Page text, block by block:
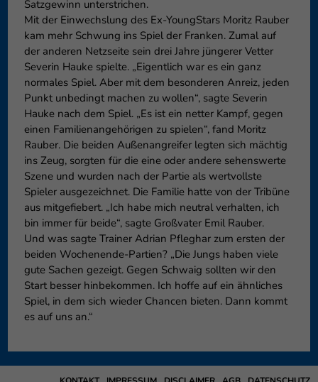
Satzgewinn unterstrichen.
Mit der Einwechslung des Ex-YoungStars Moritz Rauber
kam mehr Schwung ins Spiel der Franken. Zumal auf
der anderen Netzseite sein drei Jahre jüngerer Vetter
Severin Hauke spielte. „Eigentlich war es ein ganz
normales Spiel. Aber mit dem besonderen Anreiz, jeden
Punkt unbedingt machen zu wollen“, sagte Severin
Hauke nach dem Spiel. „Es ist ein netter Kampf, gegen
einen Familienangehörigen zu spielen“, fand Moritz
Rauber. Die beiden Außenangreifer legten sich mächtig
ins Zeug, sorgten für die eine oder andere sehenswerte
Szene und wurden nach der Partie als wertvollste
Spieler ausgezeichnet. Die Familie hatte von der Tribüne
aus mitgefiebert. „Ich habe mich neutral verhalten, ich
bin immer für beide“, sagte Großvater Emil Rauber.
Und was sagte Trainer Adrian Pfleghar zum ersten der
beiden Wochenende-Partien? „Die Jungs haben viele
gute Sachen gezeigt. Gegen Schwaig sollten wir den
Start besser hinbekommen. Ich hoffe auf ein ähnliches
Spiel, in dem sich wieder Chancen bieten. Dann kommt
es auf uns an.“